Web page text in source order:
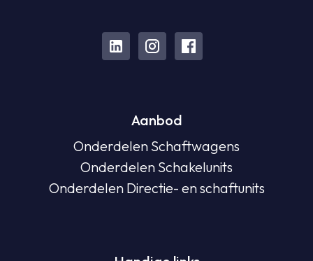
Aanbod
Onderdelen Schaftwagens
Onderdelen Schakelunits
Onderdelen Directie- en schaftunits